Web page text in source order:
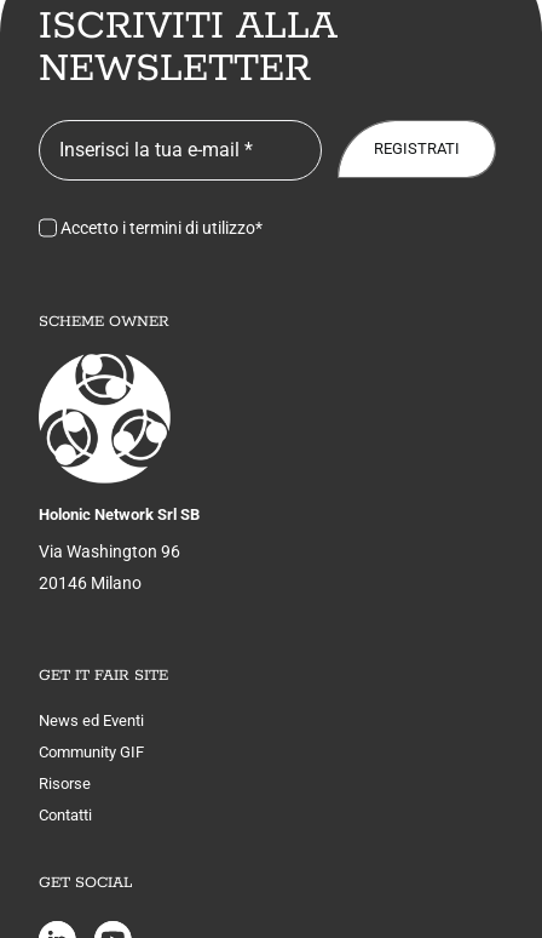
ISCRIVITI ALLA
NEWSLETTER
Accetto i termini di utilizzo*
REGISTRATI
SCHEME OWNER
Holonic Network Srl SB
Via Washington 96
20146 Milano
GET IT FAIR SITE
News ed Eventi
Community GIF
Risorse
Contatti
GET SOCIAL